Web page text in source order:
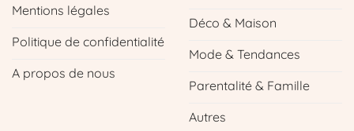
Mentions légales
Politique de confidentialité
A propos de nous
Déco & Maison
Mode & Tendances
Parentalité & Famille
Autres